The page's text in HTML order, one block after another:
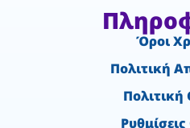
Όροι
Πολιτική
Πολιτική